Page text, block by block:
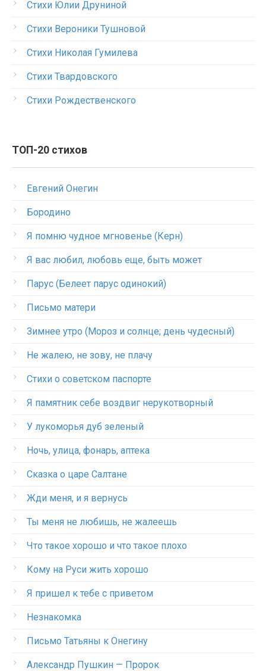
Стихи Юлии Друниной
Стихи Вероники Тушновой
Стихи Николая Гумилева
Стихи Твардовского
Стихи Рождественского
ТОП-20 стихов
Евгений Онегин
Бородино
Я помню чудное мгновенье (Керн)
Я вас любил, любовь еще, быть может
Парус (Белеет парус одинокий)
Письмо матери
Зимнее утро (Мороз и солнце; день чудесный)
Не жалею, не зову, не плачу
Стихи о советском паспорте
Я памятник себе воздвиг нерукотворный
У лукоморья дуб зеленый
Ночь, улица, фонарь, аптека
Сказка о царе Салтане
Жди меня, и я вернусь
Ты меня не любишь, не жалеешь
Что такое хорошо и что такое плохо
Кому на Руси жить хорошо
Я пришел к тебе с приветом
Незнакомка
Письмо Татьяны к Онегину
Александр Пушкин — Пророк